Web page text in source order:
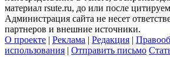
материал rsute.ru, до или после
Администрация сайта не несет
партнеров и внешние источники.
О проекте | Реклама | Редакция |
использования | Отправить письмо